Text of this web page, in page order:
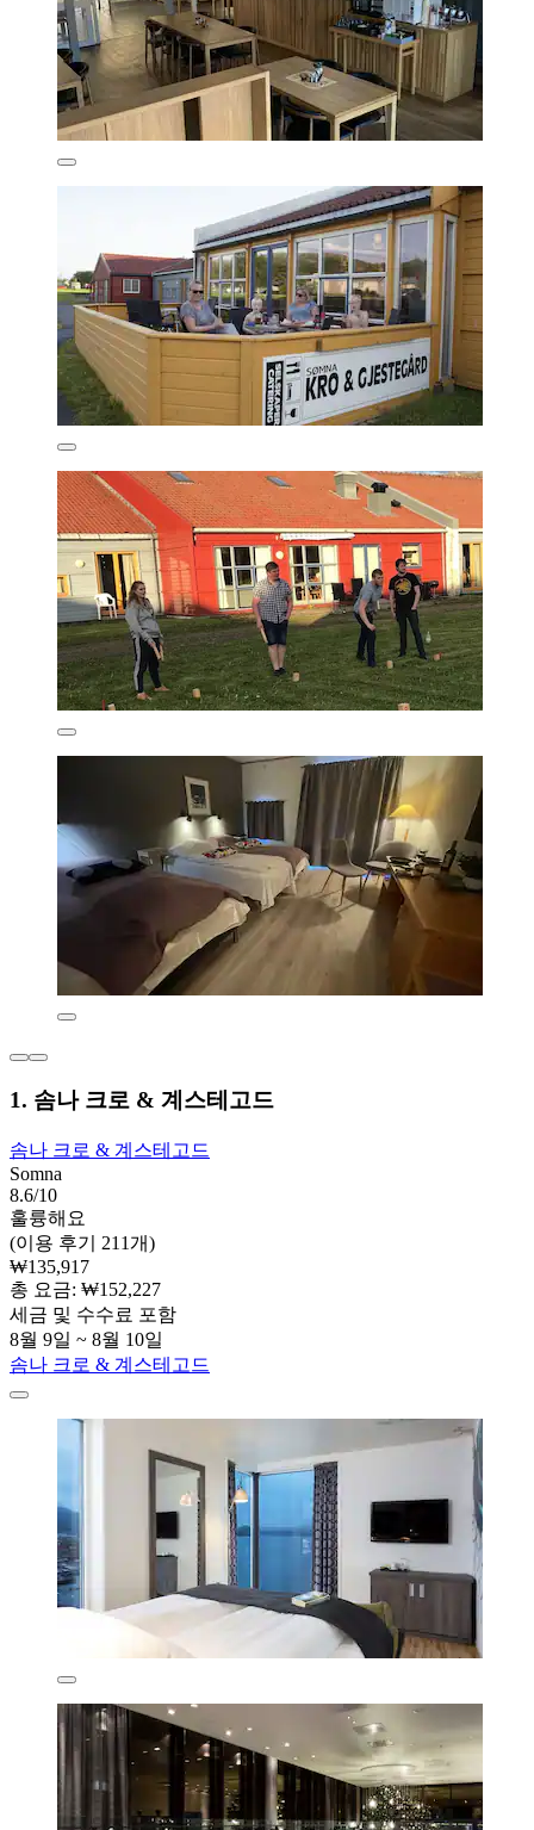
1. 솜나 크로 & 계스테고드
솜나 크로 & 계스테고드
Somna
8.6/10
훌륭해요
(이용 후기 211개)
₩135,917
총 요금: ₩152,227
세금 및 수수료 포함
8월 9일 ~ 8월 10일
솜나 크로 & 계스테고드